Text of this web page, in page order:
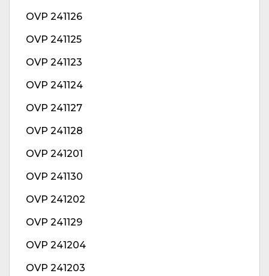
OVP 241126
OVP 241125
OVP 241123
OVP 241124
OVP 241127
OVP 241128
OVP 241201
OVP 241130
OVP 241202
OVP 241129
OVP 241204
OVP 241203